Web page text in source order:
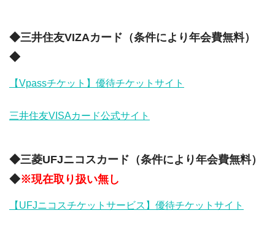
◆三井住友VIZAカード（条件により年会費無料）
◆
【Vpassチケット】優待チケットサイト
三井住友VISAカード公式サイト
◆三菱UFJニコスカード（条件により年会費無料）
◆※現在取り扱い無し
【UFJニコスチケットサービス】優待チケットサイト